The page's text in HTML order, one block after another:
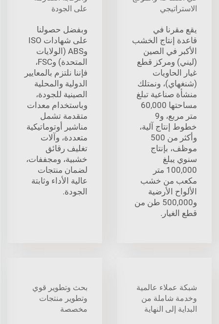
الاستراتيجي
يقع مقرنا في
قاعدة إنتاج الخشب
الأكبر في الصين
(ليني) ومركز قطع
غيار الحاويات
(شنغهاي)، ونمتلك
منشأة صناعية تبلغ
مساحتها 60,000
متر مربع، و9
خطوط إنتاج آلية،
وأكثر من 500
موظف، بإنتاج
سنوي يبلغ
100,000 متر
مكعب من خشب
الألواح الأرضية
و500,000 طن من
قطع الغيار.
على الجودة
وبفضل حصولنا
على شهادات ISO
وABS (الولايات
المتحدة) وFSC،
فإننا نلتزم بالمعايير
الدولية والمحلية
الصينية للجودة،
وباستخدام معدات
متقدمة تشمل
مناشير أوتوماتيكية
متعددة، وآلات
تغليف رقائق
خشبية، ومجففات،
لضمان منتجات
عالية الأداء وثابتة
الجودة.
شبكة عملاء عالمية
وخدمة شاملة من
البداية إلى النهاية
بحث وتطوير قوي
وتطوير منتجات
مخصصة